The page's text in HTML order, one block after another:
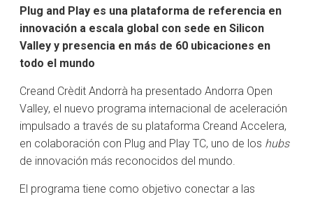
Plug and Play es una plataforma de referencia en
innovación a escala global con sede en Silicon
Valley y presencia en más de 60 ubicaciones en
todo el mundo
Creand Crèdit Andorrà ha presentado Andorra Open
Valley, el nuevo programa internacional de aceleración
impulsado a través de su plataforma Creand Accelera,
en colaboración con Plug and Play TC, uno de los hubs
de innovación más reconocidos del mundo.
El programa tiene como objetivo conectar a las